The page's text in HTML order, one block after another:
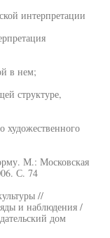
интерпретации
в нем;
структуре,
художественного
М.: Московская
С. 74
//
и наблюдения /
дом